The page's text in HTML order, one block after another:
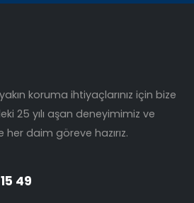
koruma ihtiyaçlarınız için bize
25 yılı aşan deneyimimiz ve
daim göreve hazırız.
49